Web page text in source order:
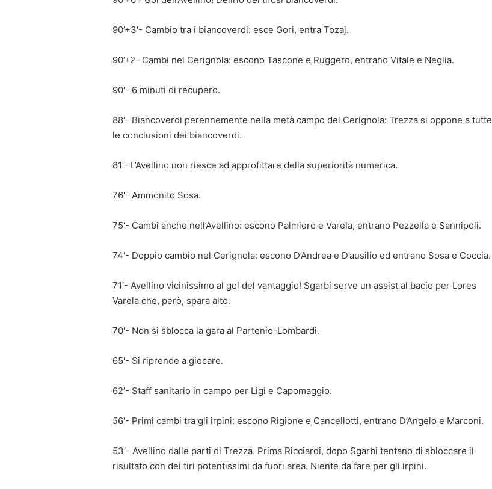
90’+3′- Cambio tra i biancoverdi: esce Gori, entra Tozaj.
90’+2- Cambi nel Cerignola: escono Tascone e Ruggero, entrano Vitale e Neglia.
90′- 6 minuti di recupero.
88′- Biancoverdi perennemente nella metà campo del Cerignola: Trezza si oppone a tutte
le conclusioni dei biancoverdi.
81′- L’Avellino non riesce ad approfittare della superiorità numerica.
76′- Ammonito Sosa.
75′- Cambi anche nell’Avellino: escono Palmiero e Varela, entrano Pezzella e Sannipoli.
74′- Doppio cambio nel Cerignola: escono D’Andrea e D’ausilio ed entrano Sosa e Coccia.
71′- Avellino vicinissimo al gol del vantaggio! Sgarbi serve un assist al bacio per Lores
Varela che, però, spara alto.
70′- Non si sblocca la gara al Partenio-Lombardi.
65′- Si riprende a giocare.
62′- Staff sanitario in campo per Ligi e Capomaggio.
56′- Primi cambi tra gli irpini: escono Rigione e Cancellotti, entrano D’Angelo e Marconi.
53′- Avellino dalle parti di Trezza. Prima Ricciardi, dopo Sgarbi tentano di sbloccare il
risultato con dei tiri potentissimi da fuori area. Niente da fare per gli irpini.